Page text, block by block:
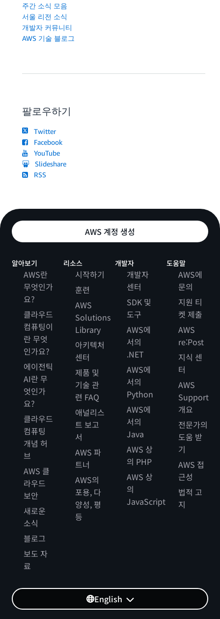
주간 소식 모음
서울 리전 소식
개발자 커뮤니티
AWS 기술 블로그
팔로우하기
Twitter
Facebook
YouTube
Slideshare
RSS
AWS 계정 생성
알아보기
AWS란
무엇인가
요?
클라우드
컴퓨팅이
란 무엇
인가요?
에이전틱
AI란 무
엇인가
요?
클라우드
컴퓨팅
개념 허
브
AWS 클
라우드
보안
새로운
소식
블로그
보도 자
료
리소스
시작하기
훈련
AWS
Solutions
Library
아키텍처
센터
제품 및
기술 관
련 FAQ
애널리스
트 보고
서
AWS 파
트너
AWS의
포용, 다
양성, 평
등
개발자
개발자
센터
SDK 및
도구
AWS에
서의
.NET
AWS에
서의
Python
AWS에
서의
Java
AWS 상
의 PHP
AWS 상
의
JavaScript
도움말
AWS에
문의
지원 티
켓 제출
AWS
re:Post
지식 센
터
AWS
Support
개요
전문가의
도움 받
기
AWS 접
근성
법적 고
지
English